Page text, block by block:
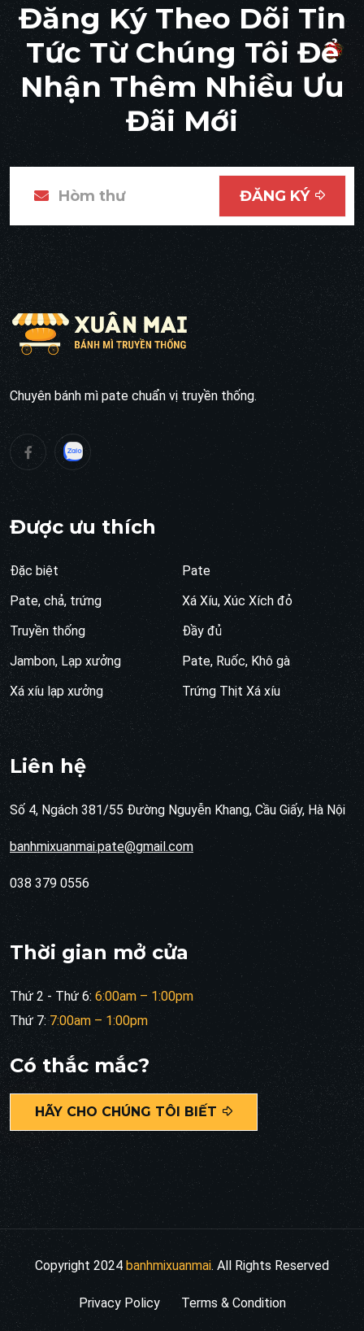
Đăng Ký Theo Dõi Tin
Tức Từ Chúng Tôi Để
Nhận Thêm Nhiều Ưu
Đãi Mới
ĐĂNG KÝ
Chuyên bánh mì pate chuẩn vị truyền thống.
Được ưu thích
Đặc biệt
Pate
Pate, chả, trứng
Xá Xíu, Xúc Xích đỏ
Truyền thống
Đầy đủ
Jambon, Lạp xưởng
Pate, Ruốc, Khô gà
Xá xíu lạp xưởng
Trứng Thịt Xá xíu
Liên hệ
Số 4, Ngách 381/55 Đường Nguyễn Khang, Cầu Giấy, Hà Nội
banhmixuanmai.pate@gmail.com
038 379 0556
Thời gian mở cửa
Thứ 2 - Thứ 6: 6:00am – 1:00pm
Thứ 7:7:00am – 1:00pm
Có thắc mắc?
HÃY CHO CHÚNG TÔI BIẾT
Copyright 2024 banhmixuanmai. All Rights Reserved
Privacy Policy Terms & Condition